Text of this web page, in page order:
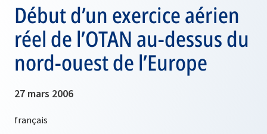
Début d’un exercice aérien
réel de l’OTAN au-dessus du
nord-ouest de l’Europe
27 mars 2006